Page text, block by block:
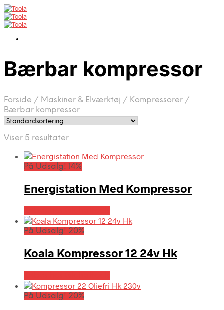
Bærbar kompressor
Forside / Maskiner & Elværktøj / Kompressorer /
Bærbar kompressor
Viser 5 resultater
På Udsalg! 14%
Energistation Med Kompressor
På Udsalg! 20%
Koala Kompressor 12 24v Hk
På Udsalg! 20%